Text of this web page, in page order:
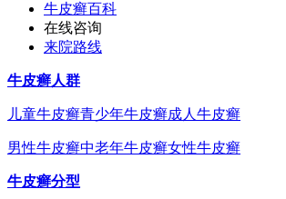
牛皮癣百科
在线咨询
来院路线
牛皮癣人群
儿童牛皮癣青少年牛皮癣成人牛皮癣
男性牛皮癣中老年牛皮癣女性牛皮癣
牛皮癣分型